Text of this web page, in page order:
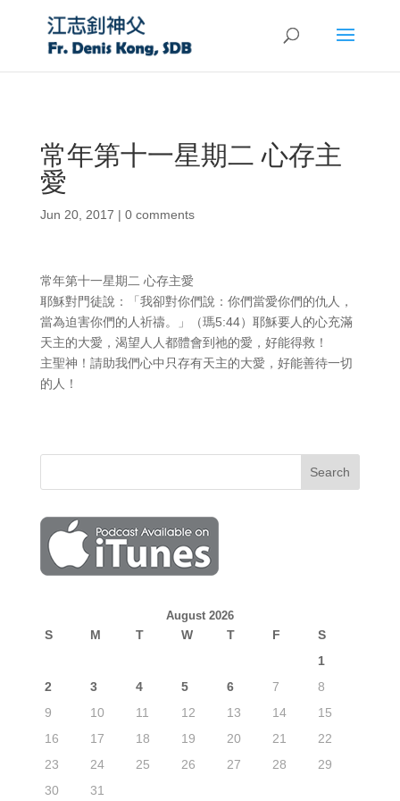
常年第十一星期二 心存主
愛
Jun 20, 2017 | 0 comments
常年第十一星期二 心存主愛
耶穌對門徒說：「我卻對你們說：你們當愛你們的仇人，
當為迫害你們的人祈禱。」（瑪5:44）耶穌要人的心充滿
天主的大愛，渴望人人都體會到祂的愛，好能得救！
主聖神！請助我們心中只存有天主的大愛，好能善待一切
的人！
August 2026
S M T W T F
S
1
2
3 4 5 6 7
8
9
10 11 12 13 14
15
16
17 18 19 20 21
22
23
24 25 26 27 28
29
30
31